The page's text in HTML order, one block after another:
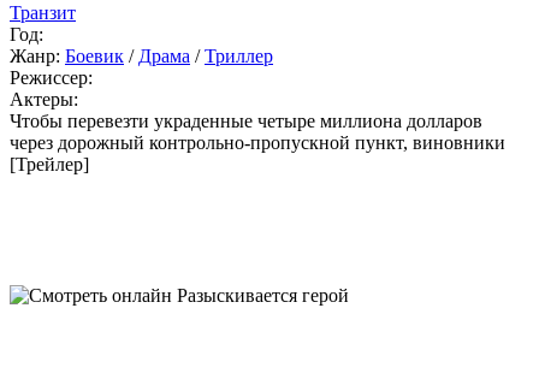
Транзит
Год:
Жанр: Боевик / Драма /Триллер
Режиссер:
Актеры:
Чтобы перевезти украденные четыре миллиона долларов
через дорожный контрольно-пропускной пункт, виновники
[Трейлер]